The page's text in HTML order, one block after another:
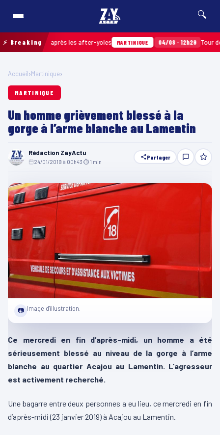
🔍
⚡ Breaking
ramassés après les after-yoles MARTINIQUE 04/08 · 12h29 Tour des
Accueil›Martinique›
MARTINIQUE
Un homme grièvement blessé à la
gorge à l’arme blanche au Lamentin
Rédaction ZayActu
24/01/2019 à 00h43 ⏱ 1 min
Partager
📷 Image d'illustration.
Ce mercredi en fin d’après-midi, un homme a été
sérieusement blessé au niveau de la gorge à l’arme
blanche au quartier Acajou au Lamentin. L’agresseur
est activement recherché.
Une bagarre entre deux personnes a eu lieu, ce mercredi en fin
d’après-midi (23 janvier 2019) à Acajou au Lamentin.